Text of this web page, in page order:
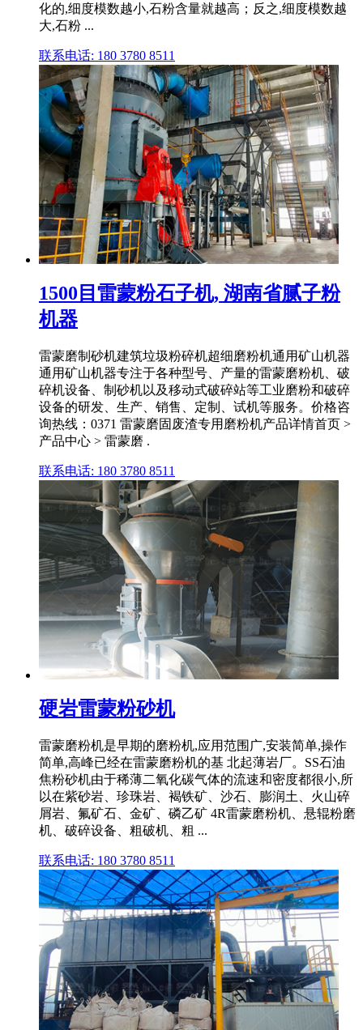
化的,细度模数越小,石粉含量就越高；反之,细度模数越
大,石粉 ...
联系电话: 180 3780 8511
1500目雷蒙粉石子机, 湖南省腻子粉
机器
雷蒙磨制砂机建筑垃圾粉碎机超细磨粉机通用矿山机器
通用矿山机器专注于各种型号、产量的雷蒙磨粉机、破
碎机设备、制砂机以及移动式破碎站等工业磨粉和破碎
设备的研发、生产、销售、定制、试机等服务。价格咨
询热线：0371 雷蒙磨固废渣专用磨粉机产品详情首页 >
产品中心 > 雷蒙磨 .
联系电话: 180 3780 8511
硬岩雷蒙粉砂机
雷蒙磨粉机是早期的磨粉机,应用范围广,安装简单,操作
简单,高峰已经在雷蒙磨粉机的基 北起薄岩厂。SS石油
焦粉砂机由于稀薄二氧化碳气体的流速和密度都很小,所
以在紫砂岩、珍珠岩、褐铁矿、沙石、膨润土、火山碎
屑岩、氟矿石、金矿、磷乙矿 4R雷蒙磨粉机、悬辊粉磨
机、破碎设备、粗破机、粗 ...
联系电话: 180 3780 8511